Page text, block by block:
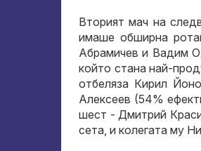
Вторият мач на
имаше обширна
Абрамичев и Вадим
който стана най-
отбеляза Кирил
Алексеев (54%
шест - Дмитрий
сета, и колегата му